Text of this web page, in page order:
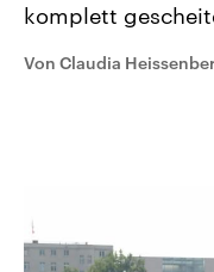
Umfragen, Prognosen,
und Hintergründe zu
und Kandidaten der
Sendungen
komplett
Von Claudia